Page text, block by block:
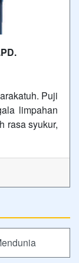
Puji
limpahan
rasa syukur,